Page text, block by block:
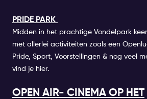
PRIDE PARK
Midden in het prachtige Vondelpark
met allerlei activiteiten zoals een
Pride, Sport, Voorstellingen & nog veel
vind je hier.
OPEN AIR- CINEMA OP HET